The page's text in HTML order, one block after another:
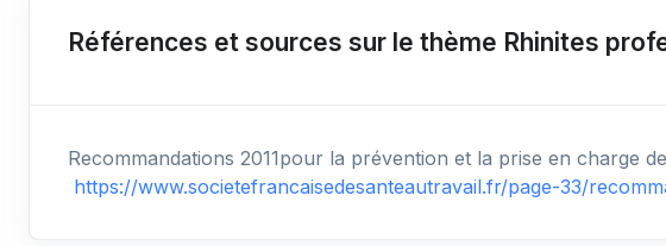
Références et sources sur le thème Rhinites
Recommandations 2011pour la prévention et la prise en charge
https://www.societefrancaisedesanteautravail.fr/page-33/